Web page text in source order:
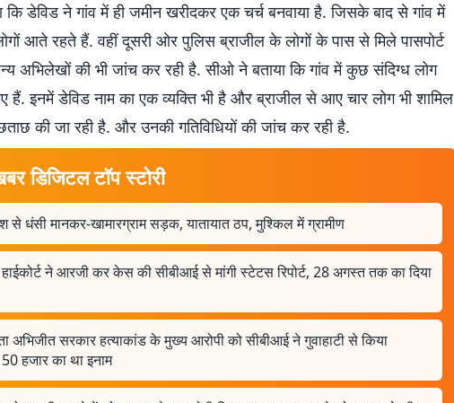
कि डेविड ने गांव में ही जमीन खरीदकर एक चर्च बनवाया है. जिसके बाद से गांव में
आते रहते हैं. वहीं दूसरी ओर पुलिस ब्राजील के लोगों के पास से मिले पासपोर्ट
अभिलेखों की भी जांच कर रही है. सीओ ने बताया कि गांव में कुछ संदिग्ध लोग
हैं. इनमें डेविड नाम का एक व्यक्ति भी है और ब्राजील से आए चार लोग भी शामिल
की जा रही है. और उनकी गतिविधियों की जांच कर रही है.
डिजिटल टॉप स्टोरी
से धंसी मानकर-खामारग्राम सड़क, यातायात ठप, मुश्किल में ग्रामीण
ने आरजी कर केस की सीबीआई से मांगी स्टेटस रिपोर्ट, 28 अगस्त तक का दिया
अभिजीत सरकार हत्याकांड के मुख्य आरोपी को सीबीआई ने गुवाहाटी से किया
50 हजार का था इनाम